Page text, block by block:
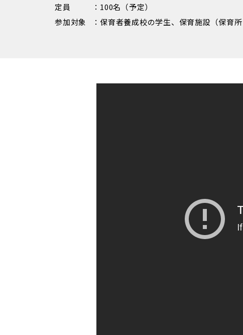
定員
100名（予定）
参加対象
保育者養成校の学生、保育施設（保育